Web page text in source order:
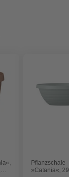
Pflanzschale
»Catania«,